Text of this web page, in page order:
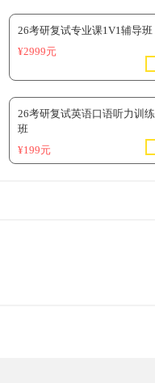
26考研复试专业课1V1辅导班
¥2999元
26考研复试英语口语听力训练
班
¥199元